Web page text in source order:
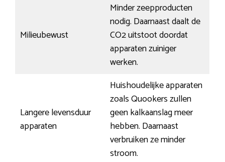
Milieubewust
Minder zeepproducten
nodig. Daarnaast daalt de
CO2 uitstoot doordat
apparaten zuiniger
werken.
Langere levensduur
apparaten
Huishoudelijke apparaten
zoals Quookers zullen
geen kalkaanslag meer
hebben. Daarnaast
verbruiken ze minder
stroom.